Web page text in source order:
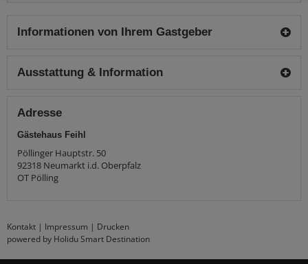
Informationen von Ihrem Gastgeber
Ausstattung & Information
Adresse
Gästehaus Feihl
Pöllinger Hauptstr. 50
92318 Neumarkt i.d. Oberpfalz
OT Pölling
Kontakt | Impressum | Drucken
powered by Holidu Smart Destination